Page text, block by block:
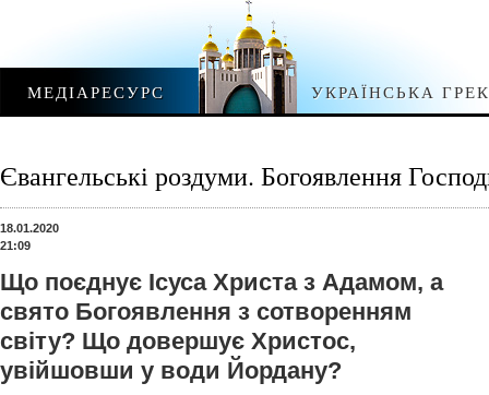
МЕДІАРЕСУРС УКРАЇНСЬКА
Євангельські роздуми. Богоявлення
18.01.2020
21:09
Що поєднує Ісуса Христа з Адамом, а
свято Богоявлення з сотворенням
світу? Що довершує Христос,
увійшовши у води Йордану?